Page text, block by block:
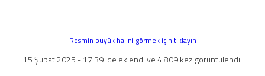
Resmin büyük halini görmek için tıklayın
15 Şubat 2025 - 17:39 'de eklendi ve 4.809 kez görüntülendi.